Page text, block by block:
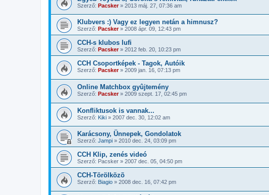
Szerző: Pacsker» 2013 máj. 27, 07:36 am
Klubvers :) Vagy ez legyen netán a himnusz?
Szerző: Pacsker» 2008 ápr. 09, 12:43 pm
CCH-s klubos lufi
Szerző: Pacsker» 2012 feb. 20, 10:23 pm
CCH Csoportképek - Tagok, Autóik
Szerző: Pacsker» 2009 jan. 16, 07:13 pm
Online Matchbox gyûjtemény
Szerző: Pacsker» 2009 szept. 17, 02:45 pm
Konfliktusok is vannak...
Szerző: Kiki » 2007 dec. 30, 12:02 am
Karácsony, Ünnepek, Gondolatok
Szerző: Jampi » 2010 dec. 24, 03:09 pm
CCH Klip, zenés videó
Szerző: Pacsker » 2007 dec. 05, 04:50 pm
CCH-Törölközõ
Szerző: Biagio » 2008 dec. 16, 07:42 pm